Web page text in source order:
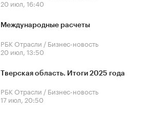
20 июл, 16:40
Международные расчеты
РБК Отрасли / Бизнес-новость
20 июл, 13:50
Тверская область. Итоги 2025 года
РБК Отрасли / Бизнес-новость
17 июл, 20:50